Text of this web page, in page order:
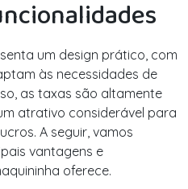
um design prático, com
às necessidades de
as taxas são altamente
atrativo considerável para
A seguir, vamos
vantagens e
oferece.